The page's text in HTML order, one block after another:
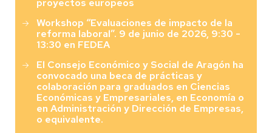
proyectos europeos
Workshop “Evaluaciones de impacto de la
reforma laboral”. 9 de junio de 2026, 9:30 -
13:30 en FEDEA
El Consejo Económico y Social de Aragón ha
convocado una beca de prácticas y
colaboración para graduados en Ciencias
Económicas y Empresariales, en Economía o
en Administración y Dirección de Empresas,
o equivalente.